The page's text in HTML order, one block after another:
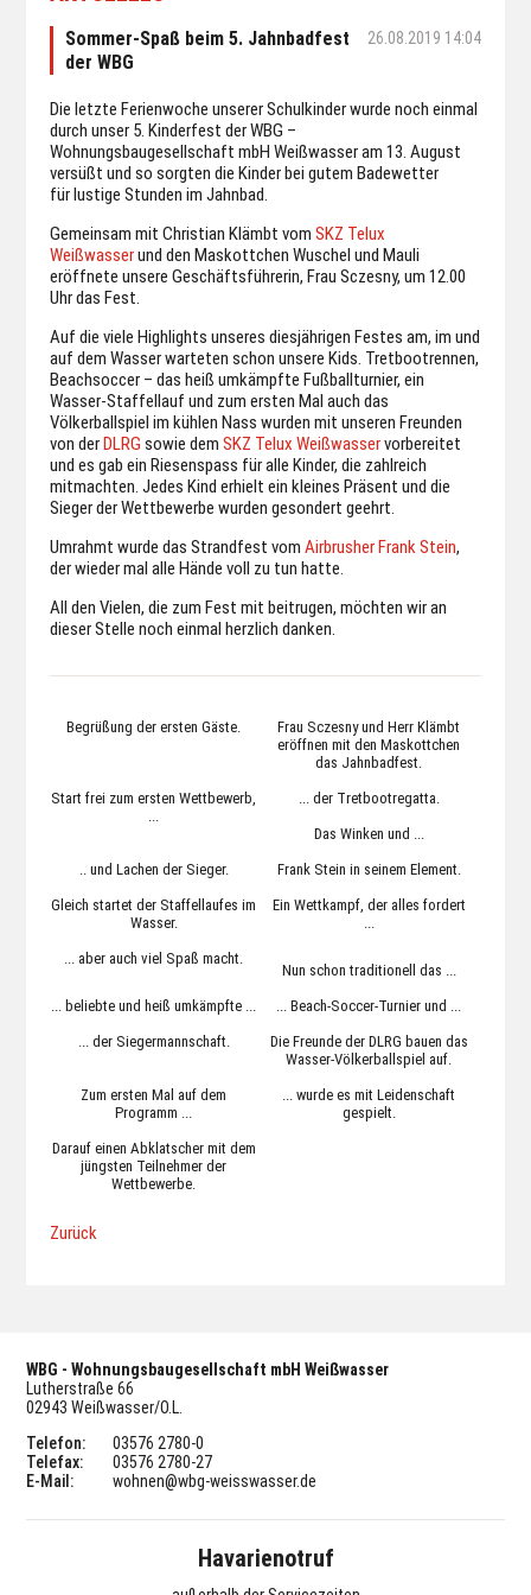
26.08.2019 14:04
Sommer-Spaß beim 5. Jahnbadfest
der WBG
Die letzte Ferienwoche unserer Schulkinder wurde noch einmal
durch unser 5. Kinderfest der WBG –
Wohnungsbaugesellschaft mbH Weißwasser am 13. August
versüßt und so sorgten die Kinder bei gutem Badewetter
für lustige Stunden im Jahnbad.
Gemeinsam mit Christian Klämbt vomSKZ Telux
Weißwasserund den Maskottchen Wuschel und Mauli
eröffnete unsere Geschäftsführerin, Frau Sczesny, um 12.00
Uhr das Fest.
Auf die viele Highlights unseres diesjährigen Festes am, im und
auf dem Wasser warteten schon unsere Kids. Tretbootrennen,
Beachsoccer – das heiß umkämpfte Fußballturnier, ein
Wasser-Staffellauf und zum ersten Mal auch das
Völkerballspiel im kühlen Nass wurden mit unseren Freunden
von derDLRG sowie demSKZ Telux Weißwasservorbereitet
und es gab ein Riesenspass für alle Kinder, die zahlreich
mitmachten. Jedes Kind erhielt ein kleines Präsent und die
Sieger der Wettbewerbe wurden gesondert geehrt.
Umrahmt wurde das Strandfest vomAirbrusher Frank Stein,
der wieder mal alle Hände voll zu tun hatte.
All den Vielen, die zum Fest mit beitrugen, möchten wir an
dieser Stelle noch einmal herzlich danken.
Begrüßung der ersten Gäste.
Frau Sczesny und Herr Klämbt
eröffnen mit den Maskottchen
das Jahnbadfest.
Start frei zum ersten Wettbewerb,
...
... der Tretbootregatta.
Das Winken und ...
.. und Lachen der Sieger.
Frank Stein in seinem Element.
Gleich startet der Staffellaufes im
Wasser.
Ein Wettkampf, der alles fordert
...
... aber auch viel Spaß macht.
Nun schon traditionell das ...
... beliebte und heiß umkämpfte ...
... Beach-Soccer-Turnier und ...
... der Siegermannschaft.
Die Freunde der DLRG bauen das
Wasser-Völkerballspiel auf.
Zum ersten Mal auf dem
Programm ...
... wurde es mit Leidenschaft
gespielt.
Darauf einen Abklatscher mit dem
jüngsten Teilnehmer der
Wettbewerbe.
Zurück
WBG - Wohnungsbaugesellschaft mbH Weißwasser
Lutherstraße 66
02943 Weißwasser/O.L.
Telefon:
03576 2780-0
Telefax:
03576 2780-27
E-Mail:
wohnen@wbg-weisswasser.de
Havarienotruf